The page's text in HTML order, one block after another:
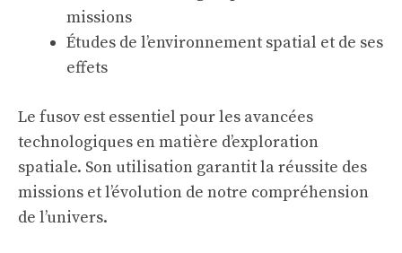
missions
Études de l’environnement spatial et de ses
effets
Le fusov est essentiel pour les avancées
technologiques en matière d’exploration
spatiale. Son utilisation garantit la réussite des
missions et l’évolution de notre compréhension
de l’univers.